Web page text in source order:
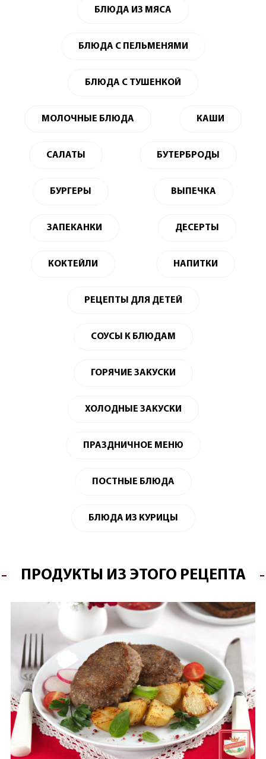
БЛЮДА ИЗ МЯСА
БЛЮДА С ПЕЛЬМЕНЯМИ
БЛЮДА С ТУШЕНКОЙ
МОЛОЧНЫЕ БЛЮДА КАШИ
САЛАТЫ БУТЕРБРОДЫ
БУРГЕРЫ ВЫПЕЧКА
ЗАПЕКАНКИ ДЕСЕРТЫ
КОКТЕЙЛИ НАПИТКИ
РЕЦЕПТЫ ДЛЯ ДЕТЕЙ
СОУСЫ К БЛЮДАМ
ГОРЯЧИЕ ЗАКУСКИ
ХОЛОДНЫЕ ЗАКУСКИ
ПРАЗДНИЧНОЕ МЕНЮ
ПОСТНЫЕ БЛЮДА
БЛЮДА ИЗ КУРИЦЫ
ПРОДУКТЫ ИЗ ЭТОГО РЕЦЕПТА